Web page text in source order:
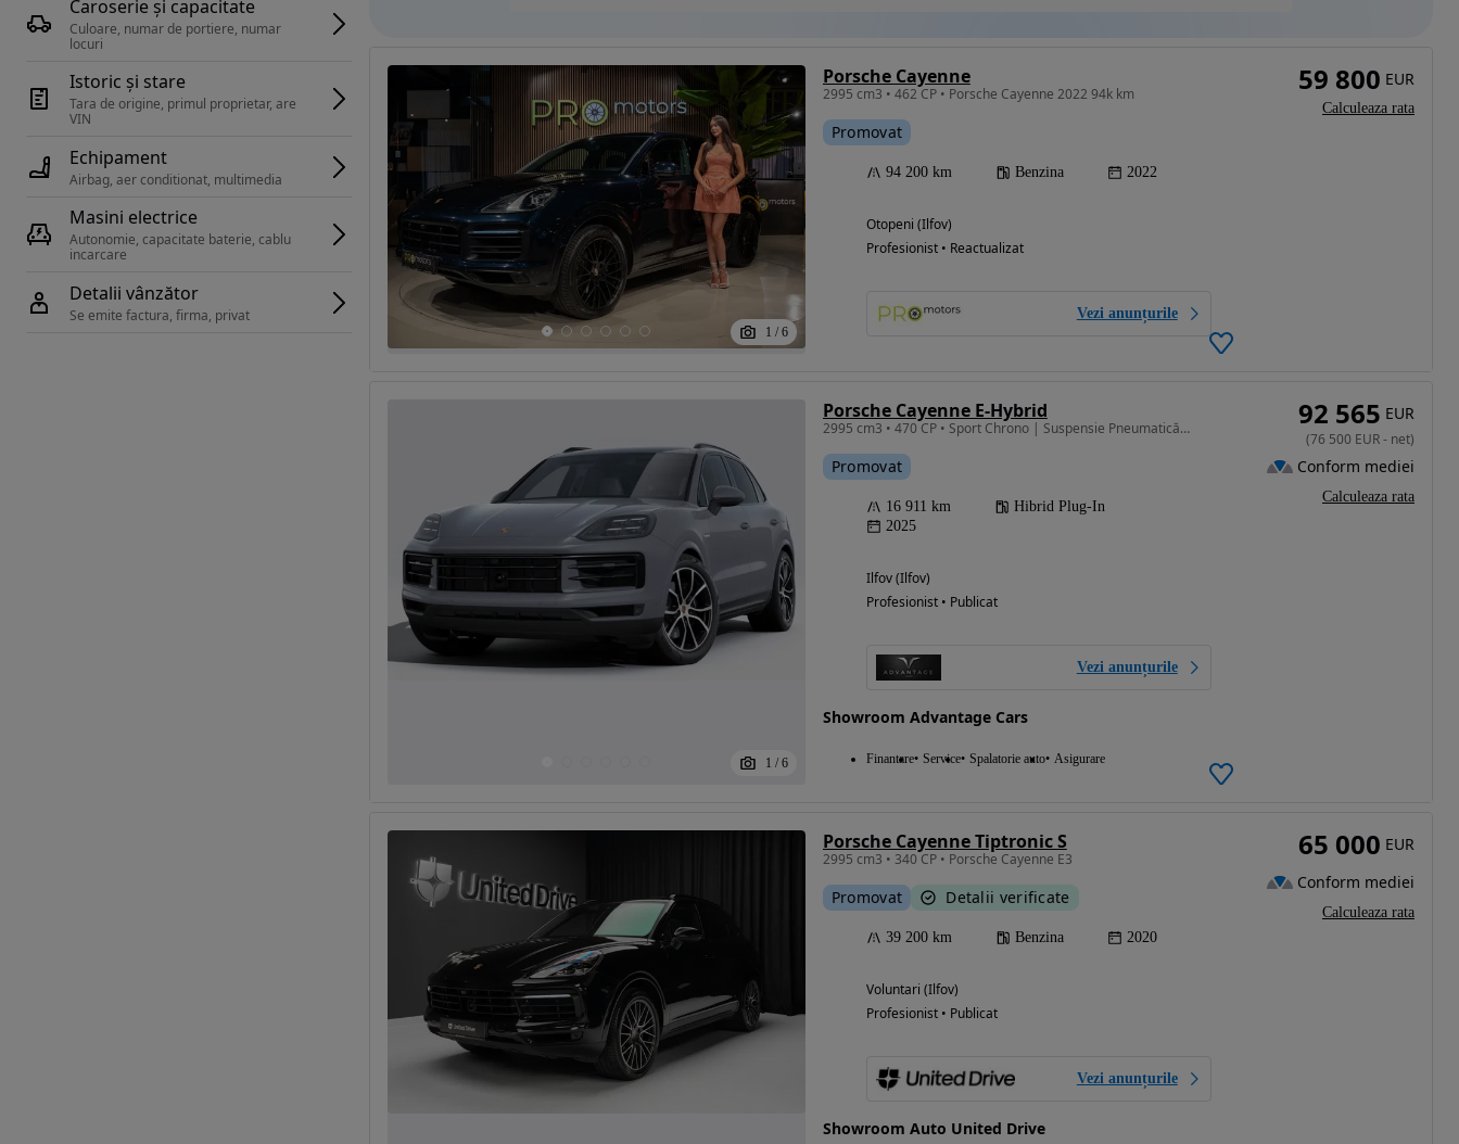
Caroserie și capacitate
Culoare, numar de portiere, numar
locuri
Istoric și stare
Tara de origine, primul proprietar, are
Echipament
Airbag, aer conditionat, multimedia
Masini electrice
Autonomie, capacitate baterie, cablu
Detalii vânzător
Se emite factura, firma, privat
1 / 6
Porsche Cayenne
2995 cm3 • 462 CP • Porsche Cayenne 2022 94k km
Promovat
94 200 km Benzina 2022
Otopeni (Ilfov)
Profesionist • Reactualizat
Vezi anunțurile
59 800 EUR
Calculeaza rata
1 / 6
Porsche Cayenne E-Hybrid
2995 cm3 • 470 CP • Sport Chrono | Suspensie Pneumatică | InnoDrive | Pa
Promovat
16 911 km
Hibrid Plug-In
2025
Ilfov (Ilfov)
Profesionist • Publicat
Vezi anunțurile
Showroom Advantage Cars
Finantare Service Spalatorie auto Asigurare
92 565 EUR
(76 500 EUR- net)
Conform mediei
Calculeaza rata
Porsche Cayenne Tiptronic S
2995 cm3 • 340 CP • Porsche Cayenne E3
Promovat Detalii verificate
39 200 km Benzina 2020
Voluntari (Ilfov)
Profesionist • Publicat
Vezi anunțurile
Showroom Auto United Drive
65 000 EUR
Conform mediei
Calculeaza rata